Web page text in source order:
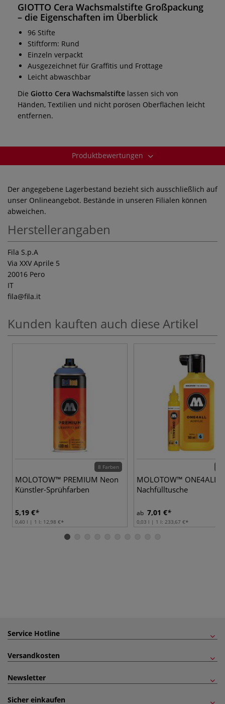
GIOTTO Cera Wachsmalstifte Großpackung
– die Eigenschaften im Überblick
96 Stifte
Stiftform: Rund
Einzeln verpackt
Ausgezeichnet für Graffitis und Frottage
Leicht abwaschbar
Die Giotto Cera Wachsmalstifte lassen sich von
Händen, Textilien und nicht porösen Oberflächen leicht
entfernen.
Produktbewertungen
Der angegebene Lagerbestand bezieht sich ausschließlich auf
unser Onlineangebot. Bestände in unseren Filialen können
abweichen.
Herstellerangaben
Fila S.p.A
Via XXV Aprile 5
20016 Pero
IT
fila@fila.it
Kunden kauften auch diese Artikel
8 Farben
MOLOTOW™ PREMIUM Neon
Künstler-Sprühfarben
5,19 €
0,40 l | 1 l: 12,98 €
MOLOTOW™ ONE4ALL
Nachfülltusche
ab 7,01 €
0,03 l | 1 l: 233,67 €
Service Hotline
Versandkosten
Newsletter
Sicher einkaufen